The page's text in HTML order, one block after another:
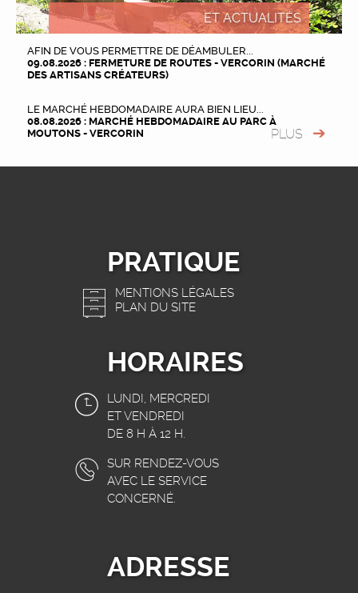
ET ACTUALITÉS
AFIN DE VOUS PERMETTRE DE DÉAMBULER...
09.08.2026 : FERMETURE DE ROUTES - VERCORIN (MARCHÉ
DES ARTISANS CRÉATEURS)
LE MARCHÉ HEBDOMADAIRE AURA BIEN LIEU...
08.08.2026 : MARCHÉ HEBDOMADAIRE AU PARC À
MOUTONS - VERCORIN
PLUS
PRATIQUE
MENTIONS LÉGALES
PLAN DU SITE
HORAIRES
LUNDI, MERCREDI
ET VENDREDI
DE 8 H À 12 H.
SUR RENDEZ-VOUS
AVEC LE SERVICE
CONCERNÉ.
ADRESSE